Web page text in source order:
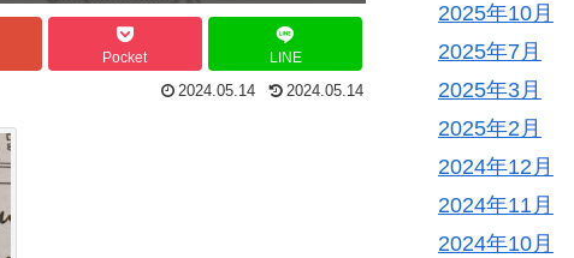
Pocket LINE
2024.05.14 2024.05.14
2025年10月
2025年7月
2025年3月
2025年2月
2024年12月
2024年11月
2024年10月